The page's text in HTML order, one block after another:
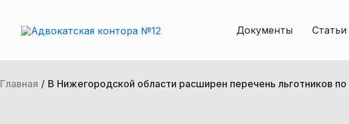
содержимому
Документы Статьи
Главная / В Нижегородской области расширен перечень льготников